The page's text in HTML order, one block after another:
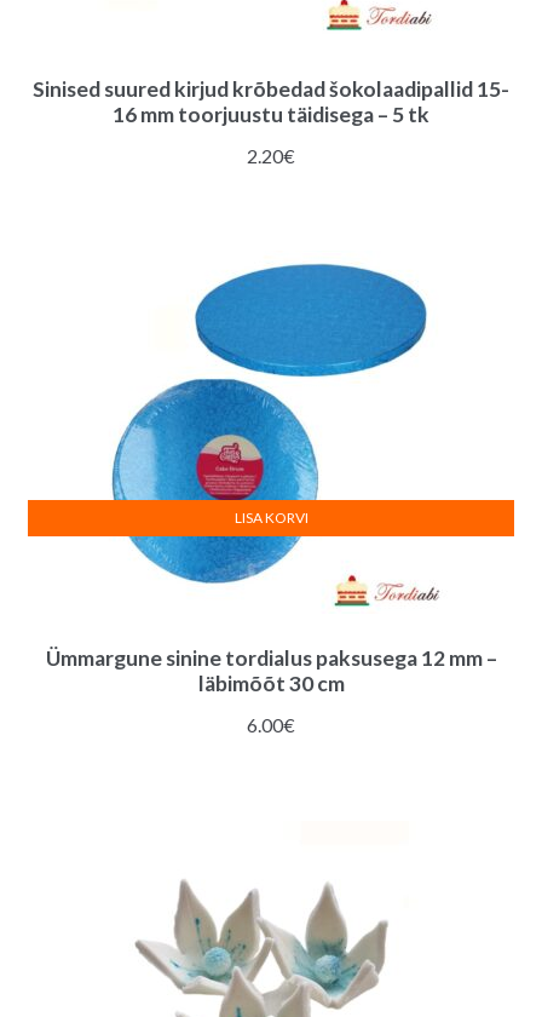
Sinised suured kirjud krõbedad šokolaadipallid 15-
16 mm toorjuustu täidisega – 5 tk
2.20€
Ümmargune sinine tordialus paksusega 12 mm –
läbimõõt 30 cm
6.00€
LISA KORVI